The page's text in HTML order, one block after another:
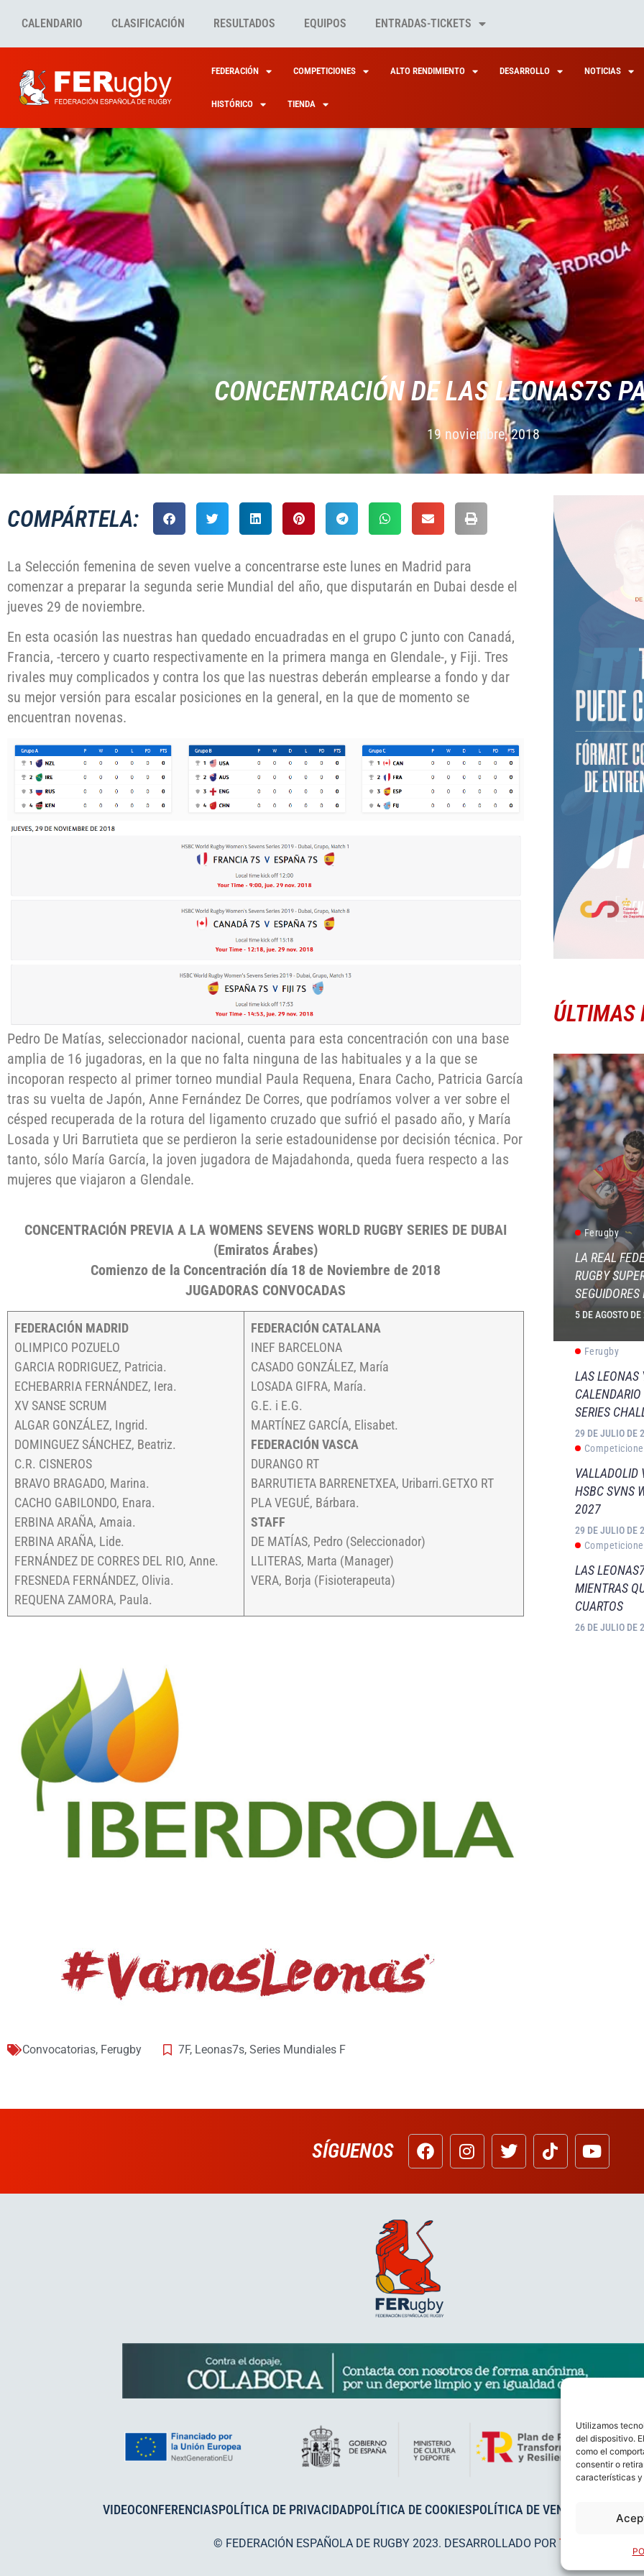
Utilizamos
del dispositivo.
como el
consentir o
características
CALENDARIO CLASIFICACIÓN RESULTADOS EQUIPOS ENTRADAS-TICKETS
FEDERACIÓN COMPETICIONES ALTO RENDIMIENTO DESARROLLO NOTICIAS
HISTÓRICO TIENDA
CONCENTRACIÓN DE LAS LEONAS7S
19 noviembre, 2018
COMPÁRTELA:
La Selección femenina de seven vuelve a concentrarse este lunes en Madrid para
comenzar a preparar la segunda serie Mundial del año, que disputarán en Dubai desde el
jueves 29 de noviembre.
En esta ocasión las nuestras han quedado encuadradas en el grupo C junto con Canadá,
Francia, -tercero y cuarto respectivamente en la primera manga en Glendale-, y Fiji. Tres
rivales muy complicados y contra los que las nuestras deberán emplearse a fondo y dar
su mejor versión para escalar posiciones en la general, en la que de momento se
encuentran novenas.
Pedro De Matías, seleccionador nacional, cuenta para esta concentración con una base
amplia de 16 jugadoras, en la que no falta ninguna de las habituales y a la que se
incoporan respecto al primer torneo mundial Paula Requena, Enara Cacho, Patricia García
tras su vuelta de Japón, Anne Fernández De Corres, que podríamos volver a ver sobre el
césped recuperada de la rotura del ligamento cruzado que sufrió el pasado año, y María
Losada y Uri Barrutieta que se perdieron la serie estadounidense por decisión técnica. Por
tanto, sólo María García, la joven jugadora de Majadahonda, queda fuera respecto a las
mujeres que viajaron a Glendale.
CONCENTRACIÓN PREVIA A LA WOMENS SEVENS WORLD RUGBY SERIES DE DUBAI
(Emiratos Árabes)
Comienzo de la Concentración día 18 de Noviembre de 2018
JUGADORAS CONVOCADAS
FEDERACIÓN MADRID
OLIMPICO POZUELO
GARCIA RODRIGUEZ, Patricia.
ECHEBARRIA FERNÁNDEZ, Iera.
XV SANSE SCRUM
ALGAR GONZÁLEZ, Ingrid.
DOMINGUEZ SÁNCHEZ, Beatriz.
C.R. CISNEROS
BRAVO BRAGADO, Marina.
CACHO GABILONDO, Enara.
ERBINA ARAÑA, Amaia.
ERBINA ARAÑA, Lide.
FERNÁNDEZ DE CORRES DEL RIO, Anne.
FRESNEDA FERNÁNDEZ, Olivia.
REQUENA ZAMORA, Paula.
FEDERACIÓN CATALANA
INEF BARCELONA
CASADO GONZÁLEZ, María
LOSADA GIFRA, María.
G.E. i E.G.
MARTÍNEZ GARCÍA, Elisabet.
FEDERACIÓN VASCA
DURANGO RT
BARRUTIETA BARRENETXEA, Uribarri.GETXO RT
PLA VEGUÉ, Bárbara.
STAFF
DE MATÍAS, Pedro (Seleccionador)
LLITERAS, Marta (Manager)
VERA, Borja (Fisioterapeuta)
Convocatorias, Ferugby 7F, Leonas7s, Series Mundiales F
ÚLTIMAS
Ferugby
LA REAL
RUGBY
5 DE AGOSTO
Ferugby
LAS LEONAS
SERIES
29 DE JULIO DE
VALLADOLID
HSBC SVNS
2027
29 DE JULIO DE
LAS
MIENTRAS
CUARTOS
26 DE JULIO DE
SÍGUENOS
VIDEOCONFERENCIASPOLÍTICA DE PRIVACIDADPOLÍTICA DE COOKIESPOLÍTICA DE VENTAS
© FEDERACIÓN ESPAÑOLA DE RUGBY 2023. DESARROLLADO POR TOOOLS